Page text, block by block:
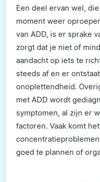
Een deel ervan wel,
moment weer
van ADD, is er sprake
zorgt dat je niet of
aandacht op iets te
steeds af en er
onoplettendheid.
met ADD wordt
symptomen, al zijn er
factoren. Vaak komt
goed te plannen of